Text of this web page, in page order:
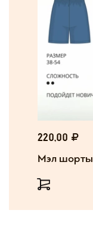
220,00
Мэл шорты